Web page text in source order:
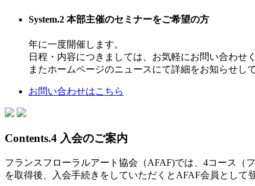
System.2 本部主催のセミナーをご希望の方
年に一度開催します。
日程・内容につきましては、お気軽にお問い合わせ
またホームページのニュースにて詳細をお知らせし
お問い合わせはこちら
Contents.4 入会のご案内
フランスフローラルアート協会（AFAF)では、4コース（
を取得後、入会手続きをしていただくとAFAF会員として